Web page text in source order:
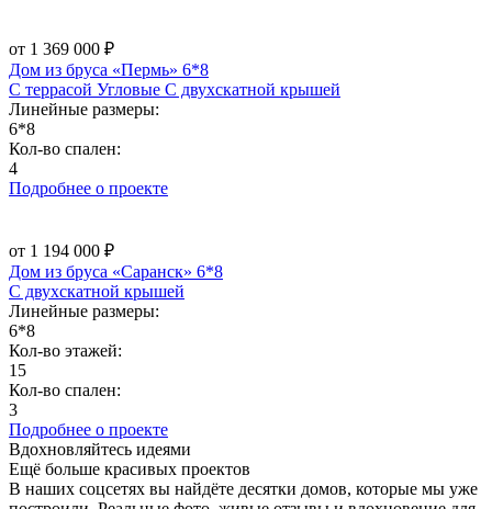
от 1 369 000 ₽
Дом из бруса «Пермь» 6*8
С террасой Угловые С двухскатной крышей
Линейные размеры:
6*8
Кол-во спален:
4
Подробнее о проекте
от 1 194 000 ₽
Дом из бруса «Саранск» 6*8
С двухскатной крышей
Линейные размеры:
6*8
Кол-во этажей:
15
Кол-во спален:
3
Подробнее о проекте
Вдохновляйтесь идеями
Ещё больше красивых проектов
В наших соцсетях вы найдёте десятки домов, которые мы уже